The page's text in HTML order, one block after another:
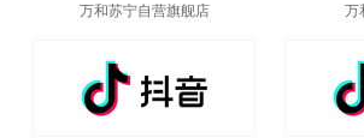
万和苏宁自营旗舰店 万